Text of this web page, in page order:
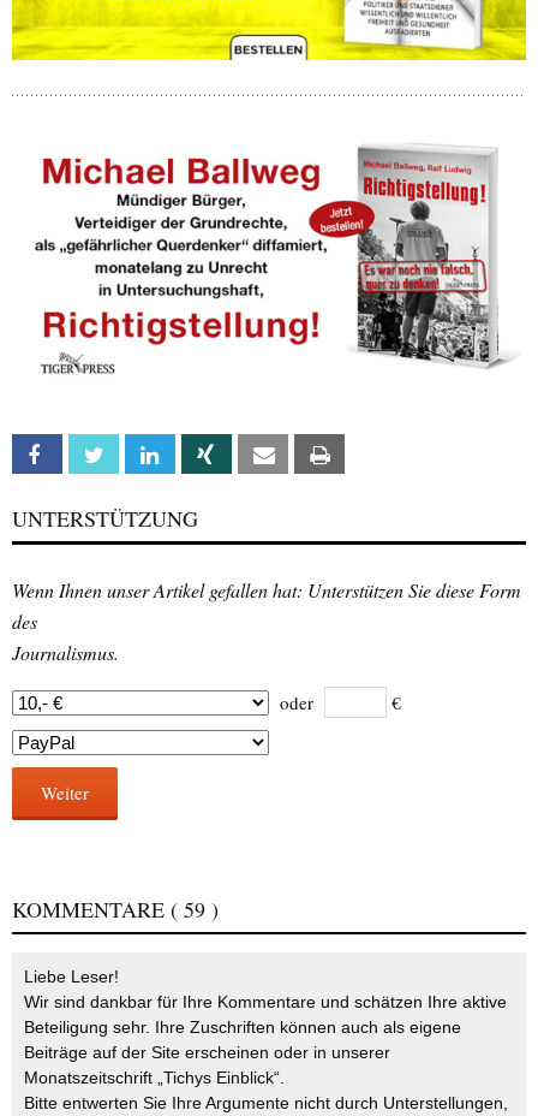
Facebook Twitter Linkedin Xing Email
UNTERSTÜTZUNG
Wenn Ihnen unser Artikel gefallen hat: Unterstützen Sie diese Form
des
Journalismus.
oder €
Weiter
KOMMENTARE ( 59 )
Liebe Leser!
Wir sind dankbar für Ihre Kommentare und schätzen Ihre aktive
Beteiligung sehr. Ihre Zuschriften können auch als eigene
Beiträge auf der Site erscheinen oder in unserer
Monatszeitschrift „Tichys Einblick“.
Bitte entwerten Sie Ihre Argumente nicht durch Unterstellungen,